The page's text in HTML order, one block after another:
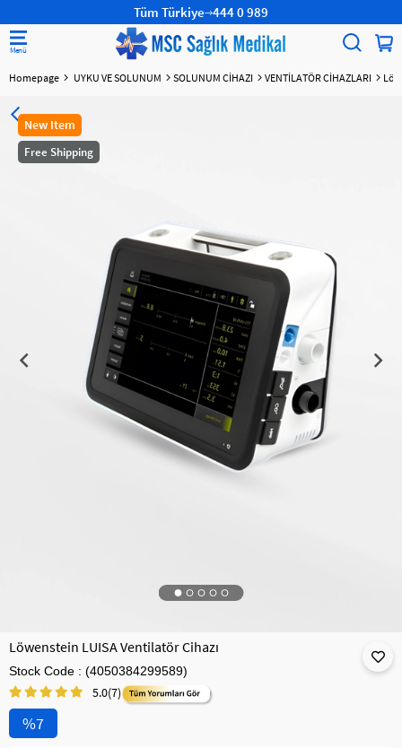
Tüm Türkiye 444 0 989
Homepage UYKU VE SOLUNUM SOLUNUM CİHAZI VENTİLATÖR CİHAZLARI
New Item
Free Shipping
Löwenstein LUISA Ventilatör Cihazı
Stock Code (4050384299589)
5.0(7)
7